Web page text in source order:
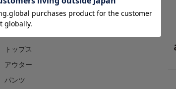
CATEGORY
トップス
アウター
パンツ